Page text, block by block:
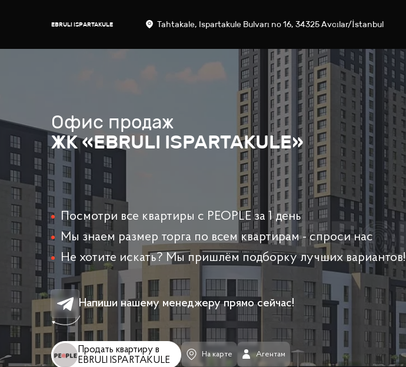
EBRULI ISPARTAKULE Tahtakale, Ispartakule Bulvarı no 16, 34325 Avcılar/İstanbul
Офис продаж
ЖК «EBRULI ISPARTAKULE»
Посмотри все квартиры с PEOPLE за 1 день
Мы знаем размер торга по всем квартирам - спроси нас
Не хотите искать? Мы пришлём подборку лучших вариантов!
Напиши нашему менеджеру прямо сейчас!
Продать квартиру в
EBRULI ISPARTAKULE
На карте Агентам